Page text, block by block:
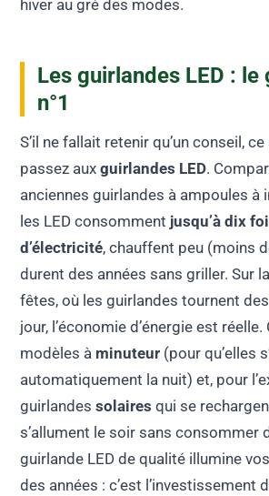
hiver au gré des modes.
Les guirlandes LED : le
n°1
S’il ne fallait retenir qu’un conseil,
passez auxguirlandes LED.
anciennes guirlandes à ampoules à
les LED consomment jusqu’à dix
d’électricité, chauffent peu (moins
durent des années sans griller. Sur
fêtes, où les guirlandes tournent
jour, l’économie d’énergie est
modèles à minuteur (pour qu’elles
automatiquement la nuit) et, pour
guirlandessolaires qui se
s’allument le soir sans consommer
guirlande LED de qualité illumine
des années : c’est l’investissement